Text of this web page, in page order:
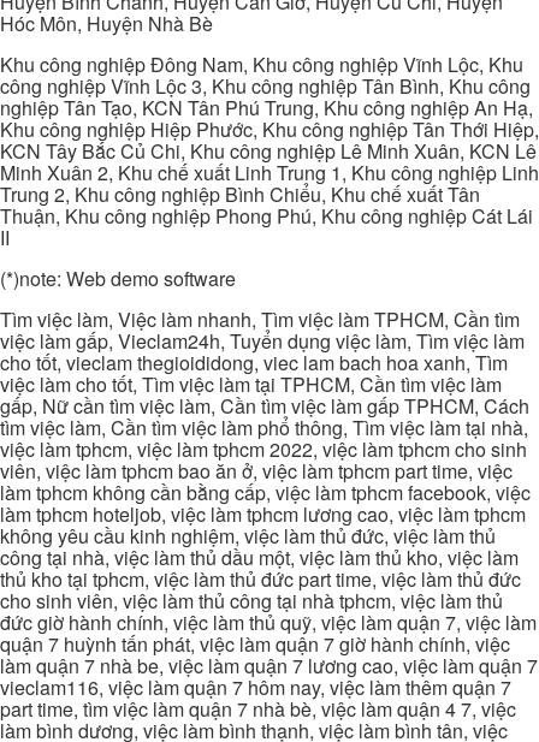
Hóc Môn, Huyện Nhà Bè
Khu công nghiệp Đông Nam, Khu công nghiệp Vĩnh Lộc, Khu
công nghiệp Vĩnh Lộc 3, Khu công nghiệp Tân Bình, Khu công
nghiệp Tân Tạo, KCN Tân Phú Trung, Khu công nghiệp An Hạ,
Khu công nghiệp Hiệp Phước, Khu công nghiệp Tân Thới Hiệp,
KCN Tây Bắc Củ Chi, Khu công nghiệp Lê Minh Xuân, KCN Lê
Minh Xuân 2, Khu chế xuất Linh Trung 1, Khu công nghiệp Linh
Trung 2, Khu công nghiệp Bình Chiểu, Khu chế xuất Tân
Thuận, Khu công nghiệp Phong Phú, Khu công nghiệp Cát Lái
II
(*)note: Web demo software
Tìm việc làm, Việc làm nhanh, Tìm việc làm TPHCM, Cần tìm
việc làm gấp, Vieclam24h, Tuyển dụng việc làm, Tìm việc làm
cho tốt, vieclam thegioididong, viec lam bach hoa xanh, Tìm
việc làm cho tốt, Tìm việc làm tại TPHCM, Cần tìm việc làm
gấp, Nữ cần tìm việc làm, Cần tìm việc làm gấp TPHCM, Cách
tìm việc làm, Cần tìm việc làm phổ thông, Tìm việc làm tại nhà,
việc làm tphcm, việc làm tphcm 2022, việc làm tphcm cho sinh
viên, việc làm tphcm bao ăn ở, việc làm tphcm part time, việc
làm tphcm không cần bằng cấp, việc làm tphcm facebook, việc
làm tphcm hoteljob, việc làm tphcm lương cao, việc làm tphcm
không yêu cầu kinh nghiệm, việc làm thủ đức, việc làm thủ
công tại nhà, việc làm thủ dầu một, việc làm thủ kho, việc làm
thủ kho tại tphcm, việc làm thủ đức part time, việc làm thủ đức
cho sinh viên, việc làm thủ công tại nhà tphcm, việc làm thủ
đức giờ hành chính, việc làm thủ quỹ, việc làm quận 7, việc làm
quận 7 huỳnh tấn phát, việc làm quận 7 giờ hành chính, việc
làm quận 7 nhà be, việc làm quận 7 lương cao, việc làm quận 7
vieclam116, việc làm quận 7 hôm nay, việc làm thêm quận 7
part time, tìm việc làm quận 7 nhà bè, việc làm quận 4 7, việc
làm bình dương, việc làm bình thạnh, việc làm bình tân, việc